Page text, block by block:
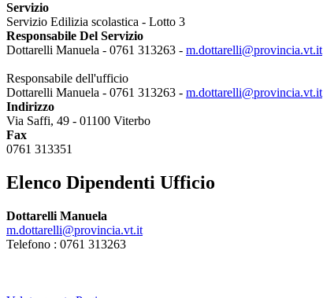
Servizio
Servizio Edilizia scolastica - Lotto 3
Responsabile Del Servizio
Dottarelli Manuela - 0761 313263 - m.dottarelli@provincia.vt.it
Responsabile dell'ufficio
Dottarelli Manuela - 0761 313263 - m.dottarelli@provincia.vt.it
Indirizzo
Via Saffi, 49 - 01100 Viterbo
Fax
0761 313351
Elenco Dipendenti Ufficio
Dottarelli Manuela
m.dottarelli@provincia.vt.it
Telefono : 0761 313263